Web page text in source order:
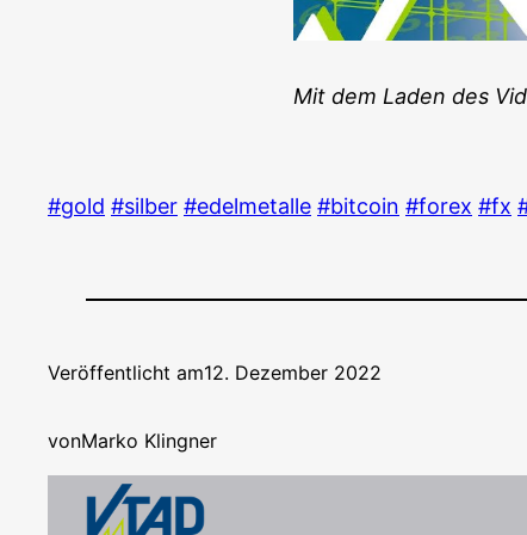
Mit dem Laden des
#gold #sil­ber #edel­me­tal­le #bit­co­in #forex #fx
Veröffentlicht am12. Dezember 2022
vonMarko Klingner